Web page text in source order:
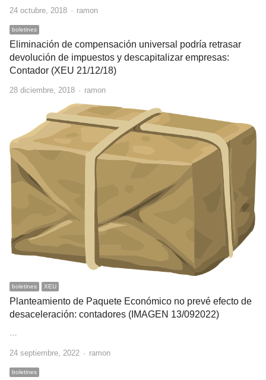
24 octubre, 2018 Author
ramon
boletines
Eliminación de compensación universal podría retrasar
devolución de impuestos y descapitalizar empresas:
Contador (XEU 21/12/18)
28 diciembre, 2018 Author
ramon
boletines XEU
Planteamiento de Paquete Económico no prevé efecto de
desaceleración: contadores (IMAGEN 13/092022)
…
24 septiembre, 2022 Author
ramon
boletines